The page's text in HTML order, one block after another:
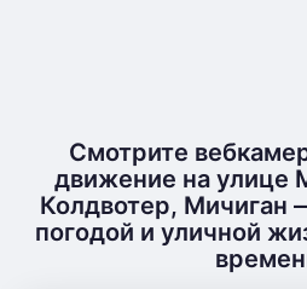
Смотрите
движение на улице
Колдвотер, Мичиган
погодой и уличной